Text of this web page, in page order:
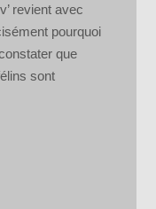
revient avec
pourquoi
que
sont